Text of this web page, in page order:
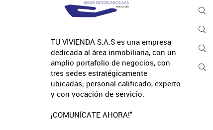
TU VIVIENDA S.A.S es una empresa
dedicada al área inmobiliaria, con un
amplio portafolio de negocios, con
tres sedes estratégicamente
ubicadas; personal calificado, experto
y con vocación de servicio.
¡COMUNÍCATE AHORA!"